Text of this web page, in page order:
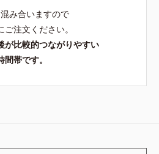
み合いますので
ご注文ください。
が比較的つながりやすい
間帯です。